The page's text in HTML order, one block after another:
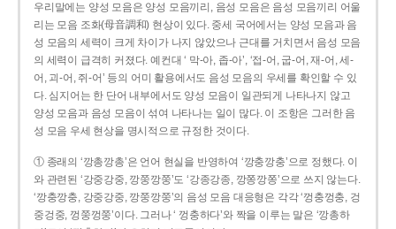
우리말에는 양성 모음은 양성 모음끼리, 음성 모음은 음성 모음끼리 어울
리는 모음 조화(母音調和) 현상이 있다. 중세 국어에서는 양성 모음과 음
성 모음의 세력이 크게 차이가 나지 않았으나 근대를 거치면서 음성 모음
의 세력이 급격히 커졌다. 예컨대 ‘ 막-아, 좁-아’, ‘접-어, 굽-어, 재-어, 세-
어, 괴-어, 쥐-어’ 등의 어미 활용에서도 음성 모음의 우세를 확인할 수 있
다. 심지어는 한 단어 내부에서도 양성 모음이 일관되게 나타나지 않고
양성 모음과 음성 모음이 섞여 나타나는 일이 많다. 이 조항은 그러한 음
성 모음 우세 현상을 명시적으로 규정한 것이다.
① 종래의 ‘깡총깡총’은 언어 현실을 반영하여 ‘깡충깡충’으로 정했다. 이
와 관련된 ‘강중강중, 깡쭝깡쭝’도 ‘강종강종, 깡쫑깡쫑’으로 쓰지 않는다.
‘깡충깡충, 강중강중, 깡쭝깡쭝’의 음성 모음 대응형은 각각 ‘껑충껑충, 겅
중겅중, 껑쭝껑쭝’이다. 그러나 ‘ 껑충하다’와 짝을 이루는 말은 ‘깡총하